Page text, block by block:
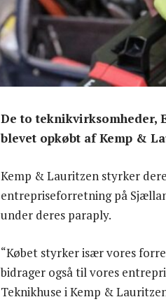
De to teknikvirksomheder,
blevet opkøbt af Kemp &
Kemp & Lauritzen styrker
entrepriseforretning på
under deres paraply.
“Købet styrker især vores
bidrager også til vores
Teknikhuse i Kemp &